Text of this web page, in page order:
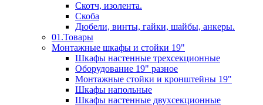
Скотч, изолента.
Скоба
Дюбели, винты, гайки, шайбы, анкеры.
01.Товары
Монтажные шкафы и стойки 19"
Шкафы настенные трехсекционные
Оборудование 19" разное
Монтажные стойки и кронштейны 19"
Шкафы напольные
Шкафы настенные двухсекционные